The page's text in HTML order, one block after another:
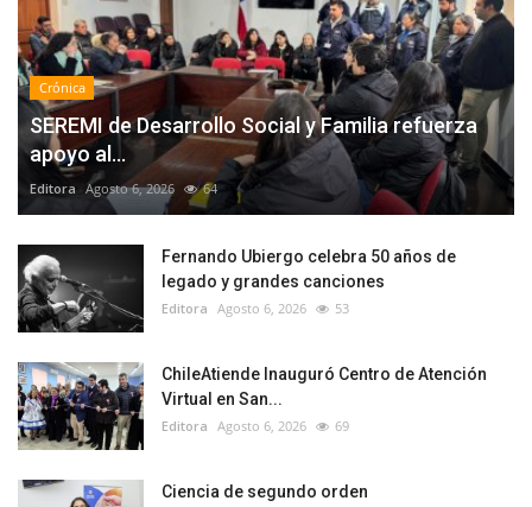
Crónica
SEREMI de Desarrollo Social y Familia refuerza
apoyo al...
Editora Agosto 6, 2026 64
Fernando Ubiergo celebra 50 años de
legado y grandes canciones
Editora Agosto 6, 2026 53
ChileAtiende Inauguró Centro de Atención
Virtual en San...
Editora Agosto 6, 2026 69
Ciencia de segundo orden